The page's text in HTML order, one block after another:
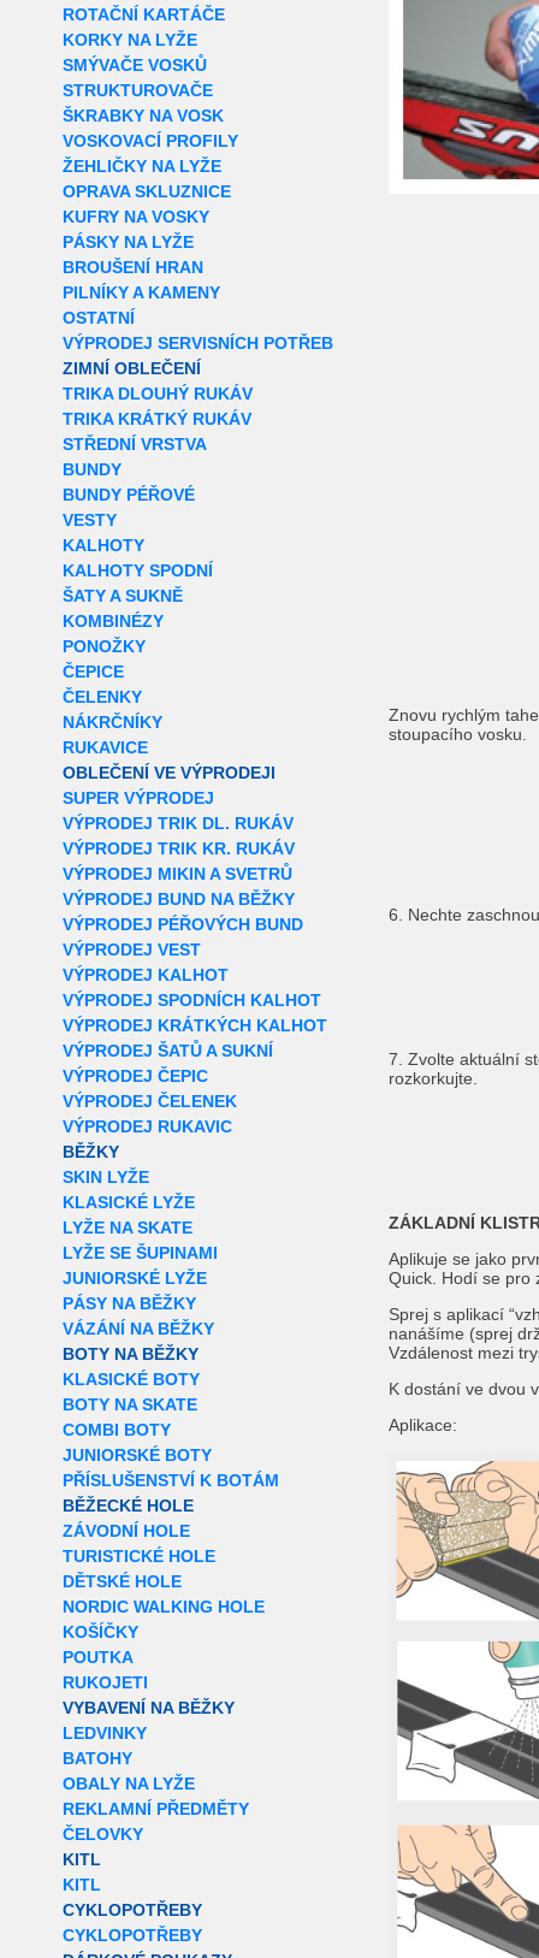
ROTAČNÍ KARTÁČE
KORKY NA LYŽE
SMÝVAČE VOSKŮ
STRUKTUROVAČE
ŠKRABKY NA VOSK
VOSKOVACÍ PROFILY
ŽEHLIČKY NA LYŽE
OPRAVA SKLUZNICE
KUFRY NA VOSKY
PÁSKY NA LYŽE
BROUŠENÍ HRAN
PILNÍKY A KAMENY
OSTATNÍ
VÝPRODEJ SERVISNÍCH POTŘEB
ZIMNÍ OBLEČENÍ
TRIKA DLOUHÝ RUKÁV
TRIKA KRÁTKÝ RUKÁV
STŘEDNÍ VRSTVA
BUNDY
BUNDY PÉŘOVÉ
VESTY
KALHOTY
KALHOTY SPODNÍ
ŠATY A SUKNĚ
KOMBINÉZY
PONOŽKY
ČEPICE
ČELENKY
NÁKRČNÍKY
RUKAVICE
OBLEČENÍ VE VÝPRODEJI
SUPER VÝPRODEJ
VÝPRODEJ TRIK DL. RUKÁV
VÝPRODEJ TRIK KR. RUKÁV
VÝPRODEJ MIKIN A SVETRŮ
VÝPRODEJ BUND NA BĚŽKY
VÝPRODEJ PÉŘOVÝCH BUND
VÝPRODEJ VEST
VÝPRODEJ KALHOT
VÝPRODEJ SPODNÍCH KALHOT
VÝPRODEJ KRÁTKÝCH KALHOT
VÝPRODEJ ŠATŮ A SUKNÍ
VÝPRODEJ ČEPIC
VÝPRODEJ ČELENEK
VÝPRODEJ RUKAVIC
BĚŽKY
SKIN LYŽE
KLASICKÉ LYŽE
LYŽE NA SKATE
LYŽE SE ŠUPINAMI
JUNIORSKÉ LYŽE
PÁSY NA BĚŽKY
VÁZÁNÍ NA BĚŽKY
BOTY NA BĚŽKY
KLASICKÉ BOTY
BOTY NA SKATE
COMBI BOTY
JUNIORSKÉ BOTY
PŘÍSLUŠENSTVÍ K BOTÁM
BĚŽECKÉ HOLE
ZÁVODNÍ HOLE
TURISTICKÉ HOLE
DĚTSKÉ HOLE
NORDIC WALKING HOLE
KOŠÍČKY
POUTKA
RUKOJETI
VYBAVENÍ NA BĚŽKY
LEDVINKY
BATOHY
OBALY NA LYŽE
REKLAMNÍ PŘEDMĚTY
ČELOVKY
KITL
KITL
CYKLOPOTŘEBY
CYKLOPOTŘEBY
Znovu rychlým
stoupacího vosku.
6. Nechte
7. Zvolte aktuální
rozkorkujte.
ZÁKLADNÍ
Aplikuje se jako
Quick. Hodí se pro
Sprej s aplikací
nanášíme (sprej
Vzdálenost mezi
K dostání ve dvou
Aplikace: